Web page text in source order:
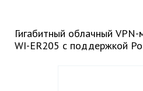
Гигабитный облачный
WI-ER205 с поддержкой